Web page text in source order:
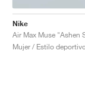
Nike
Air Max Muse "Ashen
Mujer / Estilo